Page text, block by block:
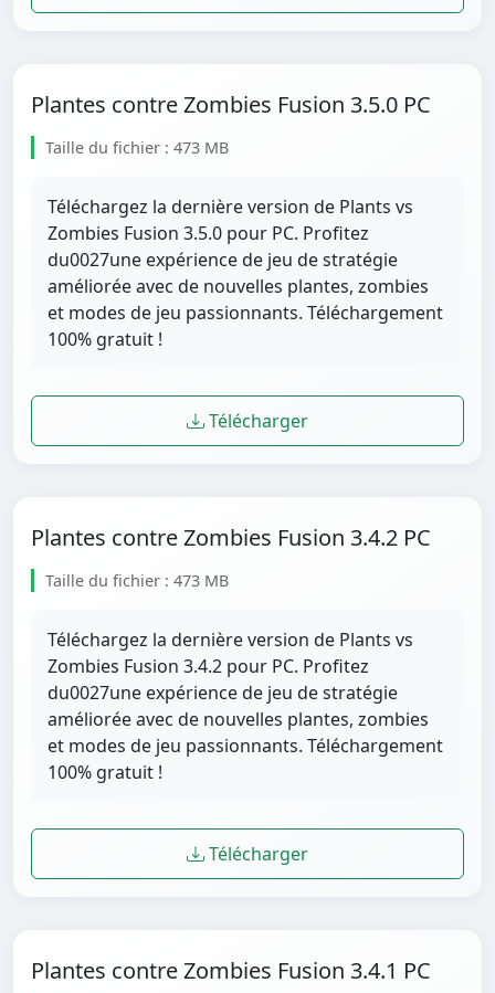
Plantes contre Zombies Fusion 3.5.0 PC
Taille du fichier : 473 MB
Téléchargez la dernière version de Plants vs
Zombies Fusion 3.5.0 pour PC. Profitez
du0027une expérience de jeu de stratégie
améliorée avec de nouvelles plantes, zombies
et modes de jeu passionnants. Téléchargement
100% gratuit !
Télécharger
Plantes contre Zombies Fusion 3.4.2 PC
Taille du fichier : 473 MB
Téléchargez la dernière version de Plants vs
Zombies Fusion 3.4.2 pour PC. Profitez
du0027une expérience de jeu de stratégie
améliorée avec de nouvelles plantes, zombies
et modes de jeu passionnants. Téléchargement
100% gratuit !
Télécharger
Plantes contre Zombies Fusion 3.4.1 PC